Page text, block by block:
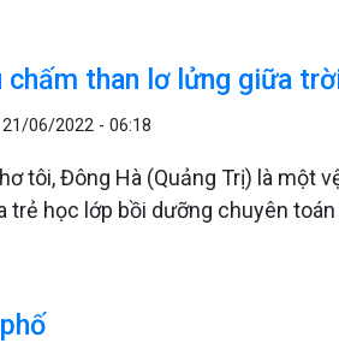
chấm than lơ lửng giữa
21/06/2022 - 06:18
tôi, Đông Hà (Quảng Trị) là một
trẻ học lớp bồi dưỡng chuyên